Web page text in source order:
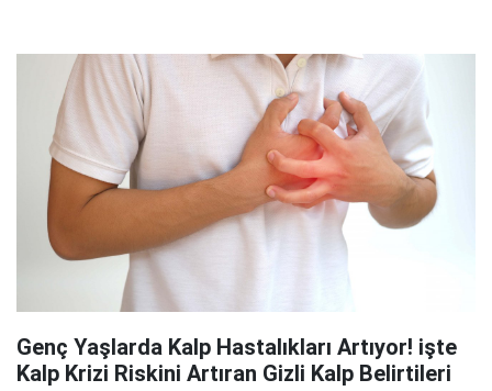
Genç Yaşlarda Kalp Hastalıkları Artıyor! işte
Kalp Krizi Riskini Artıran Gizli Kalp Belirtileri